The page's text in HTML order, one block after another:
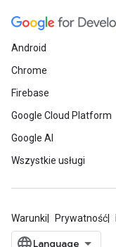
Android
Chrome
Firebase
Google Cloud Platform
Google AI
Wszystkie usługi
Warunki Prywatność